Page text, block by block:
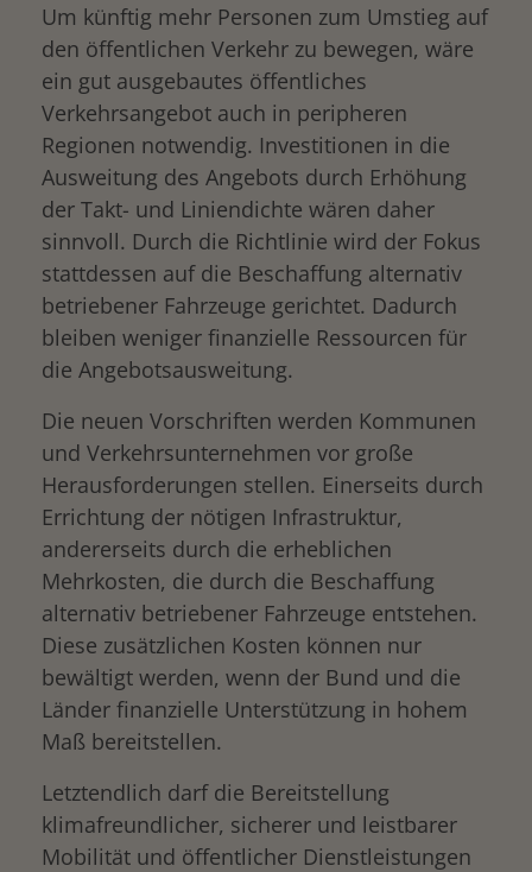
Um künftig mehr Personen zum Umstieg auf
den öffentlichen Verkehr zu bewegen, wäre
ein gut ausgebautes öffentliches
Verkehrsangebot auch in peripheren
Regionen notwendig. Investitionen in die
Ausweitung des Angebots durch Erhöhung
der Takt- und Liniendichte wären daher
sinnvoll. Durch die Richtlinie wird der Fokus
stattdessen auf die Beschaffung alternativ
betriebener Fahrzeuge gerichtet. Dadurch
bleiben weniger finanzielle Ressourcen für
die Angebotsausweitung.
Die neuen Vorschriften werden Kommunen
und Verkehrsunternehmen vor große
Herausforderungen stellen. Einerseits durch
Errichtung der nötigen Infrastruktur,
andererseits durch die erheblichen
Mehrkosten, die durch die Beschaffung
alternativ betriebener Fahrzeuge entstehen.
Diese zusätzlichen Kosten können nur
bewältigt werden, wenn der Bund und die
Länder finanzielle Unterstützung in hohem
Maß bereitstellen.
Letztendlich darf die Bereitstellung
klimafreundlicher, sicherer und leistbarer
Mobilität und öffentlicher Dienstleistungen